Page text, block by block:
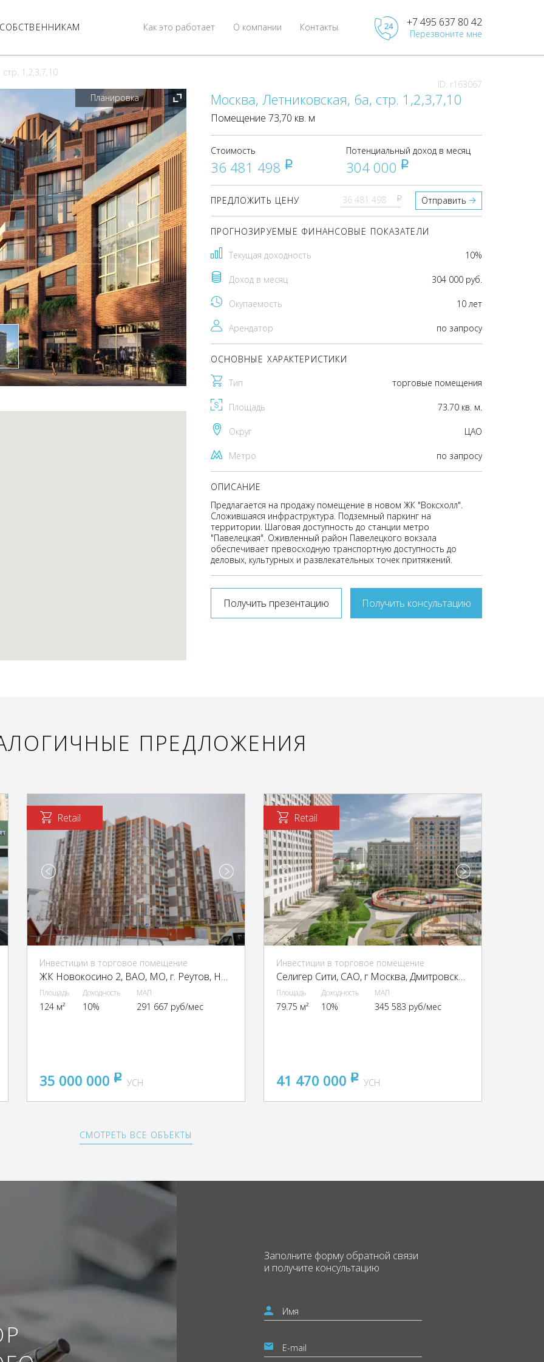
Контакты
О компании
Как это работает +7 495 637 80 42
Перезвоните мне
1,2,3,7,10
ID: r163067
Планировка
Москва, Летниковская, 6а, стр. 1,2,3,7,10
Помещение 73,70 кв. м
Стоимость
36 481 498 pуб
Потенциальный доход в месяц
304 000 pуб
ПРЕДЛОЖИТЬ ЦЕНУ pуб Отправить
ПРОГНОЗИРУЕМЫЕ ФИНАНСОВЫЕ ПОКАЗАТЕЛИ
Текущая доходность 10%
Доход в месяц 304 000 руб.
Окупаемость 10 лет
Арендатор по запросу
ОСНОВНЫЕ ХАРАКТЕРИСТИКИ
Тип торговые помещения
Площадь 73.70 кв. м.
Округ ЦАО
Метро по запросу
ОПИСАНИЕ
Предлагается на продажу помещение в новом ЖК "Воксхолл".
Сложившаяся инфраструктура. Подземный паркинг на
территории. Шаговая доступность до станции метро
"Павелецкая". Оживленный район Павелецкого вокзала
обеспечивает превосходную транспортную доступность до
деловых, культурных и развлекательных точек притяжений.
Получить презентацию Получить консультацию
ПРЕДЛОЖЕНИЯ
Retail
Инвестиции в торговое помещение
ЖК Новокосино 2, ВАО, МО, г. Реутов, Носовихинское ш., 43
Площадь
124 м²
Доходность
10%
МАП
291 667 руб/мес
35 000 000 pуб
УСН
Retail
Инвестиции в торговое помещение
Селигер Сити, CАО, г Москва, Дмитровское ш., 87, стр. 2, 3
Площадь
79.75 м²
Доходность
10%
МАП
345 583 руб/мес
41 470 000 pуб
УСН
СМОТРЕТЬ ВСЕ ОБЪЕКТЫ
Заполните формуобратной связи
и получите консультацию